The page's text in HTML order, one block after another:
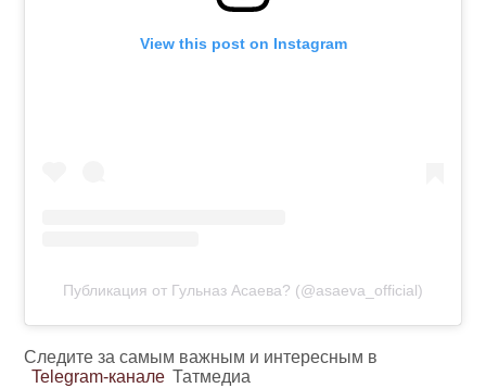
View this post on Instagram
Публикация от Гульназ Асаева? (@asaeva_official)
Следите за самым важным и интересным в
Telegram-канале Татмедиа